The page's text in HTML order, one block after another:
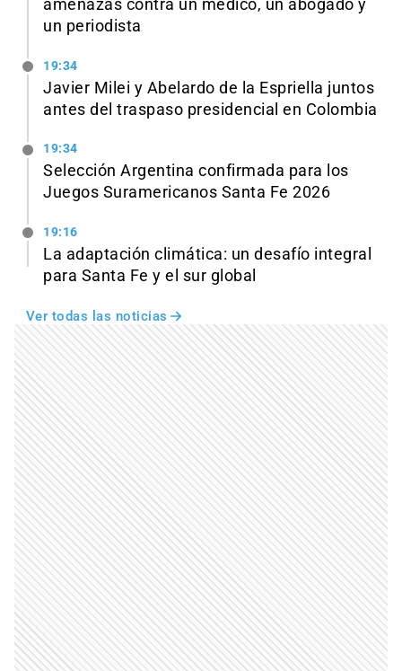
amenazas contra un médico, un abogado y
un periodista
19:34
Javier Milei y Abelardo de la Espriella juntos
antes del traspaso presidencial en Colombia
19:34
Selección Argentina confirmada para los
Juegos Suramericanos Santa Fe 2026
19:16
La adaptación climática: un desafío integral
para Santa Fe y el sur global
Ver todas las noticias